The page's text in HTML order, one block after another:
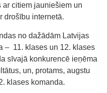
citiem jauniešiem un
drošību internetā.
no dažādām Latvijas
– 11. klases un 12. klases
sīvajā konkurencē ieņēma
un, protams, augstu
klases komanda.